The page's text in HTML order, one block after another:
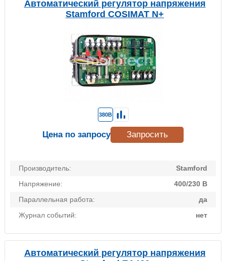
Автоматический регулятор напряжения
Stamford COSIMAT N+
Производитель:
Stamford
Напряжение:
400/230 В
Параллельная работа:
да
Журнал событий:
нет
380В
Цена по запросу Запросить
Автоматический регулятор напряжения